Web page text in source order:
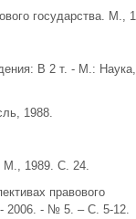
государства. М.,
В 2 т. - М.:
1988.
М., 1989. С. 24.
правового
- 2006. - № 5. – С. 5-12.